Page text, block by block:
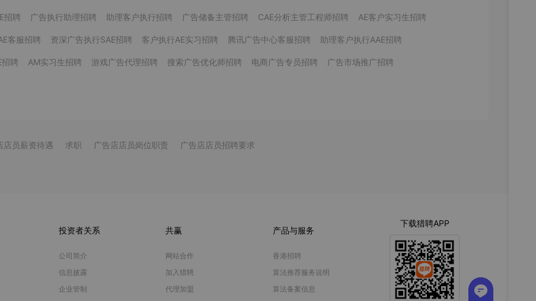
招聘 广告执行助理招聘 助理客户执行招聘 广告储备主管招聘 CAE分析主管工程师招聘 AE客户实习生招聘
客服招聘 资深广告执行SAE招聘 客户执行AE实习招聘 腾讯广告中心客服招聘 助理客户执行AAE招聘
招聘 AM实习生招聘 游戏广告代理招聘 搜索广告优化师招聘 电商广告专员招聘 广告市场推广招聘
店员薪资待遇 求职 广告店店员岗位职责 广告店店员招聘要求